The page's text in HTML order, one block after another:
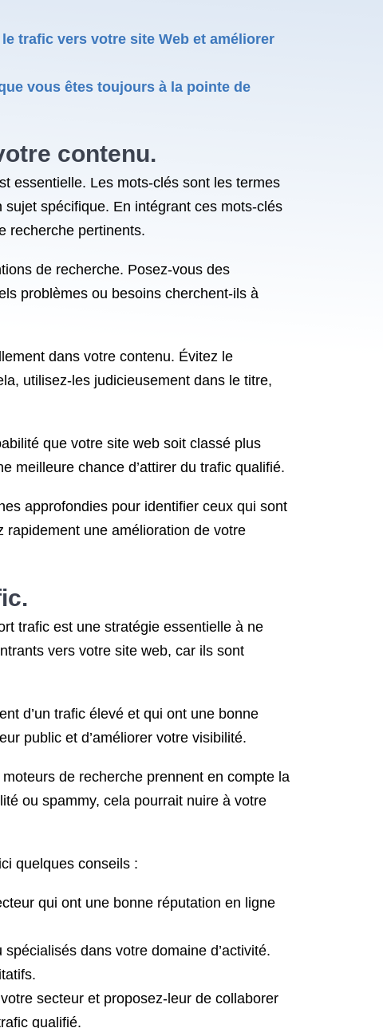
trafic vers votre site Web et améliorer
vous êtes toujours à la pointe de
contenu.
essentielle. Les mots-clés sont les termes
spécifique. En intégrant ces mots-clés
recherche pertinents.
de recherche. Posez-vous des
problèmes ou besoins cherchent-ils à
dans votre contenu. Évitez le
utilisez-les judicieusement dans le titre,
que votre site web soit classé plus
meilleure chance d’attirer du trafic qualifié.
approfondies pour identifier ceux qui sont
rapidement une amélioration de votre
trafic est une stratégie essentielle à ne
vers votre site web, car ils sont
d’un trafic élevé et qui ont une bonne
public et d’améliorer votre visibilité.
de recherche prennent en compte la
ou spammy, cela pourrait nuire à votre
quelques conseils :
qui ont une bonne réputation en ligne
dans votre domaine d’activité.
secteur et proposez-leur de collaborer
qualifié.